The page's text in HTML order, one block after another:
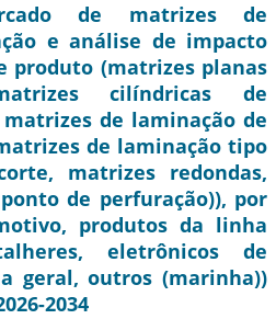
de matrizes de
e análise de impacto
produto (matrizes planas
cilíndricas de
de laminação de
de laminação tipo
matrizes redondas,
de perfuração)), por
produtos da linha
eletrônicos de
geral, outros (marinha))
2034